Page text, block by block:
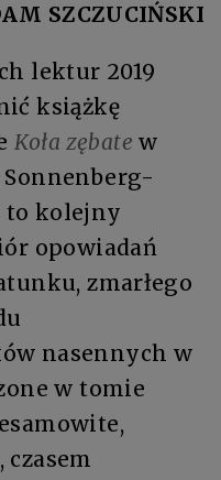
SZCZUCIŃSKI
lektur 2019
książkę
Koła zębate w
to kolejny
opowiadań
zmarłego
nasennych w
w tomie
czasem